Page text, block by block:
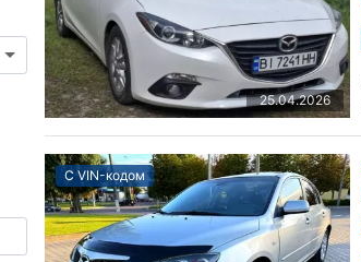
25.04.2026
С VIN-кодом